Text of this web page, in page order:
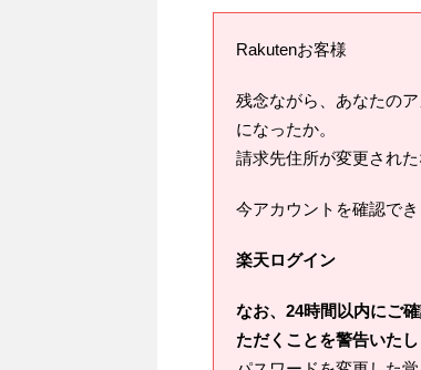
Rakutenお客様
残念ながら、あなたの
になったか。
請求先住所が変更され
今アカウントを確認でき
楽天ログイン
なお、24時間以内にご
ただくことを警告いたし